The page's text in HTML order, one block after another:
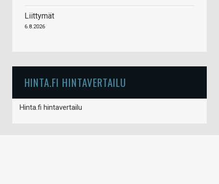
Liittymät
6.8.2026
HINTA.FI HINTAVERTAILU
Hinta.fi hintavertailu